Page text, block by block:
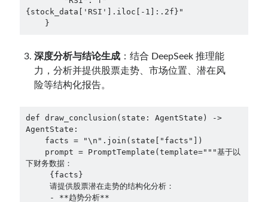
{stock_data['RSI'].iloc[-1]:.2f}"
深度分析与结论生成 ：结合 DeepSeek 推理能
力，分析并提供股票走势、市场位置、潜在风
险等结构化报告。
def draw_conclusion(state: AgentState) ->
AgentState:
下财务数据：